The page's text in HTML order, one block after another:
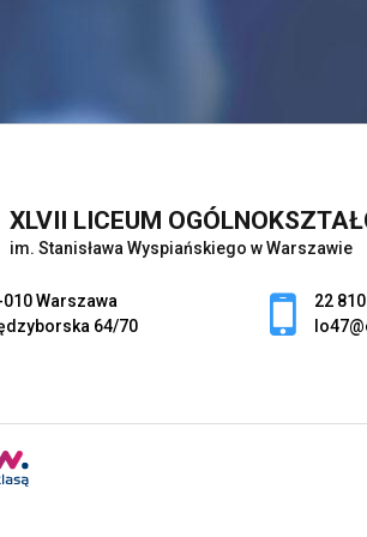
XLVII LICEUM
im. Stanisława Wyspiańskiego w Warszawie
pocztowy:
Warszawa
64/70
22